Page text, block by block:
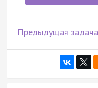
Предыдущая задача